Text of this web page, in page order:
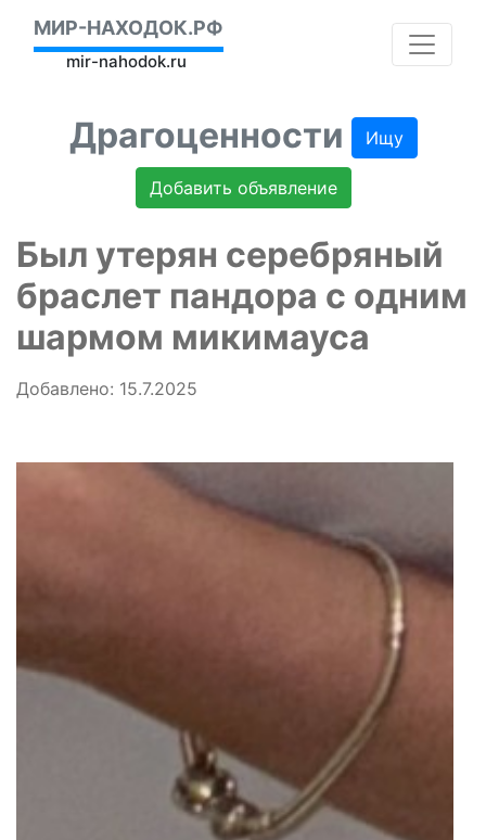
МИР-НАХОДОК.РФ
mir-nahodok.ru
Драгоценности Ищу
Добавить объявление
Был утерян серебряный
браслет пандора с одним
шармом микимауса
Добавлено: 15.7.2025